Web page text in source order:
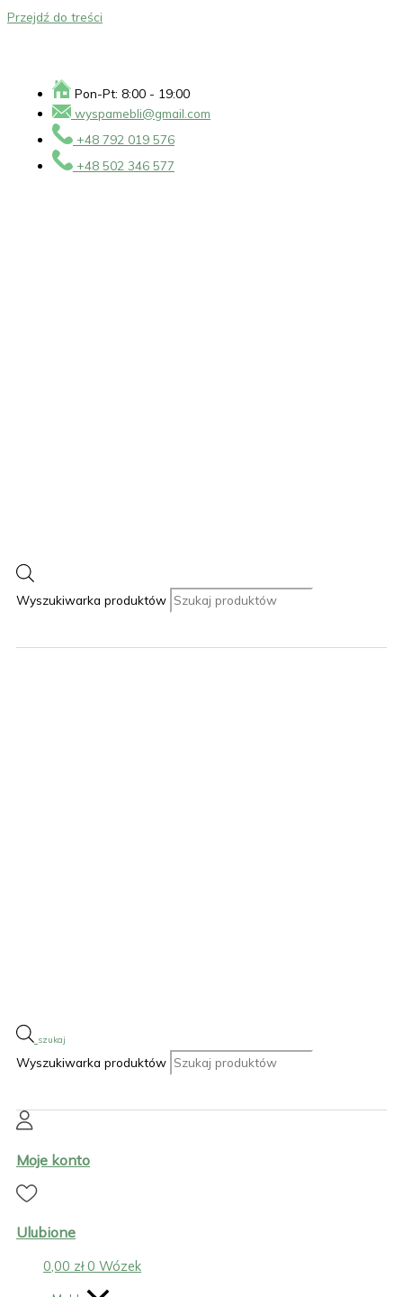
Przejdź do treści
Pon-Pt: 8:00 - 19:00
wyspamebli@gmail.com
+48 792 019 576
+48 502 346 577
Wyszukiwarka produktów
Wyszukiwarka produktów
Moje konto
Ulubione
0,00 zł 0 Wózek